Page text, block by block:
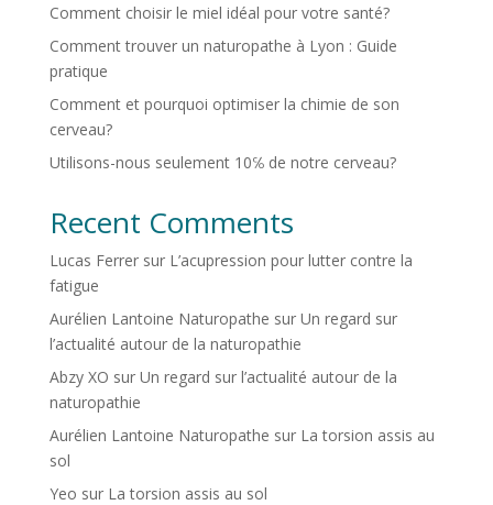
Comment choisir le miel idéal pour votre santé?
Comment trouver un naturopathe à Lyon : Guide
pratique
Comment et pourquoi optimiser la chimie de son
cerveau?
Utilisons-nous seulement 10℅ de notre cerveau?
Recent Comments
Lucas Ferrersur L’acupression pour lutter contre la
fatigue
Aurélien Lantoine Naturopathe sur Un regard sur
l’actualité autour de la naturopathie
Abzy XO sur Un regard sur l’actualité autour de la
naturopathie
Aurélien Lantoine Naturopathe sur La torsion assis au
sol
Yeo sur La torsion assis au sol